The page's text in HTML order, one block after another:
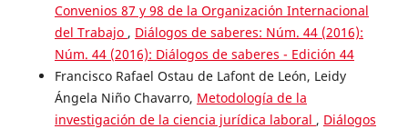
Convenios 87 y 98 de la Organización Internacional
del Trabajo , Diálogos de saberes: Núm. 44 (2016):
Núm. 44 (2016): Diálogos de saberes - Edición 44
Francisco Rafael Ostau de Lafont de León, Leidy
Ángela Niño Chavarro, Metodología de la
investigación de la ciencia jurídica laboral , Diálogos